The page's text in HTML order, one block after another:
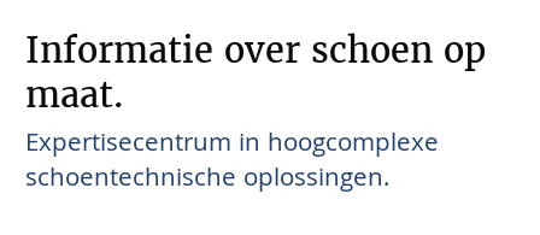
Informatie over schoen op
maat.
Expertisecentrum in hoogcomplexe
schoentechnische oplossingen.